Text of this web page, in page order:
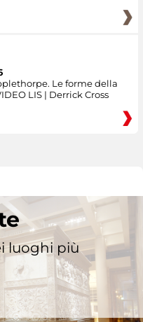
Le forme della
LIS | Derrick Cross
luoghi più